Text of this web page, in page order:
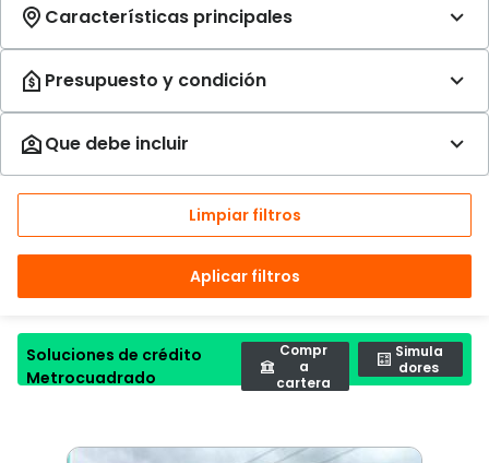
Limpiar filtros
Aplicar filtros
Soluciones de crédito
Metrocuadrado
Compr
a
cartera
Simula
dores